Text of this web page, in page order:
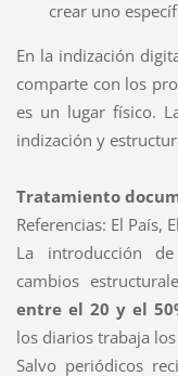
crear uno
En la indización
comparte con los
es un lugar físico.
indización y
Tratamiento
Referencias: El País,
La introducción
cambios
entre el 20 y el
los diarios trabaja
Salvo periódicos